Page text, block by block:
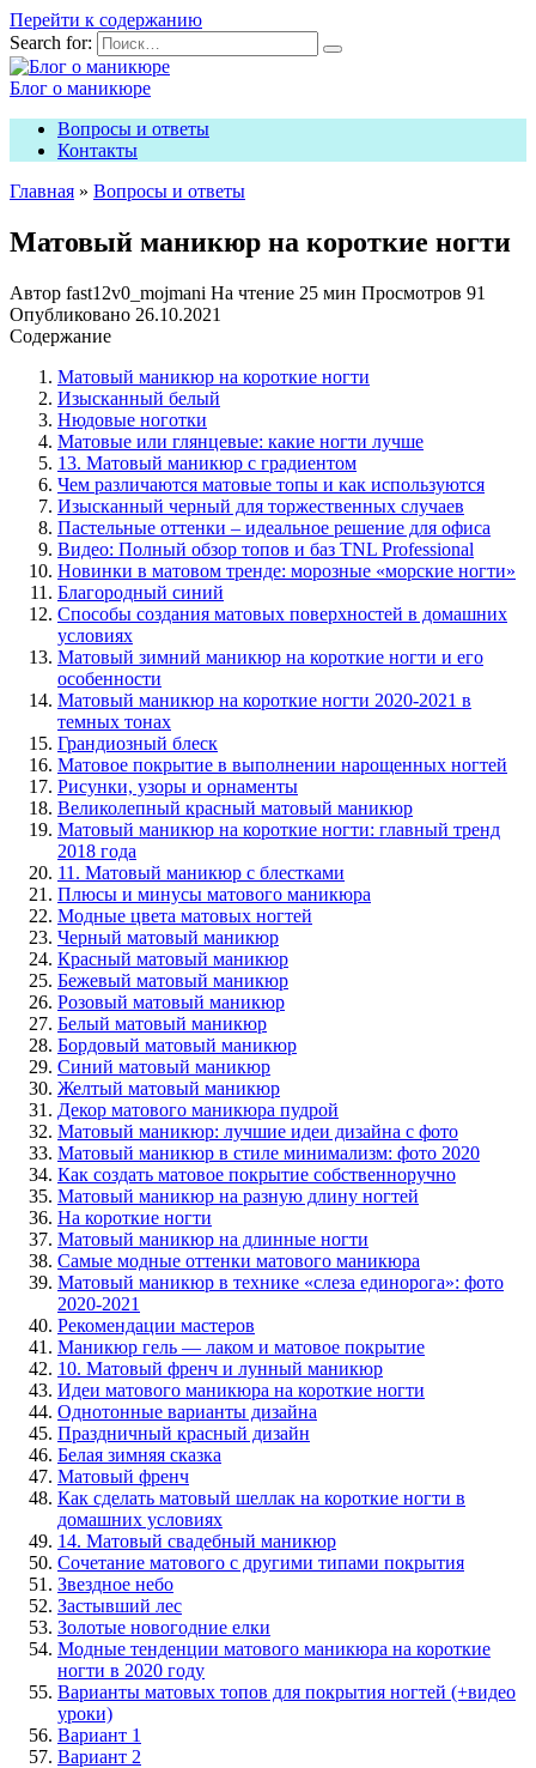
Перейти к содержанию
Search for:
Блог о маникюре
Вопросы и ответы
Контакты
Главная » Вопросы и ответы
Матовый маникюр на короткие ногти
Автор fast12v0_mojmani На чтение 25 мин Просмотров 91
Опубликовано 26.10.2021
Содержание
Матовый маникюр на короткие ногти
Изысканный белый
Нюдовые ноготки
Матовые или глянцевые: какие ногти лучше
13. Матовый маникюр с градиентом
Чем различаются матовые топы и как используются
Изысканный черный для торжественных случаев
Пастельные оттенки – идеальное решение для офиса
Видео: Полный обзор топов и баз TNL Professional
Новинки в матовом тренде: морозные «морские ногти»
Благородный синий
Способы создания матовых поверхностей в домашних
условиях
Матовый зимний маникюр на короткие ногти и его
особенности
Матовый маникюр на короткие ногти 2020-2021 в
темных тонах
Грандиозный блеск
Матовое покрытие в выполнении нарощенных ногтей
Рисунки, узоры и орнаменты
Великолепный красный матовый маникюр
Матовый маникюр на короткие ногти: главный тренд
2018 года
11. Матовый маникюр с блестками
Плюсы и минусы матового маникюра
Модные цвета матовых ногтей
Черный матовый маникюр
Красный матовый маникюр
Бежевый матовый маникюр
Розовый матовый маникюр
Белый матовый маникюр
Бордовый матовый маникюр
Синий матовый маникюр
Желтый матовый маникюр
Декор матового маникюра пудрой
Матовый маникюр: лучшие идеи дизайна с фото
Матовый маникюр в стиле минимализм: фото 2020
Как создать матовое покрытие собственноручно
Матовый маникюр на разную длину ногтей
На короткие ногти
Матовый маникюр на длинные ногти
Самые модные оттенки матового маникюра
Матовый маникюр в технике «слеза единорога»: фото
2020-2021
Рекомендации мастеров
Маникюр гель — лаком и матовое покрытие
10. Матовый френч и лунный маникюр
Идеи матового маникюра на короткие ногти
Однотонные варианты дизайна
Праздничный красный дизайн
Белая зимняя сказка
Матовый френч
Как сделать матовый шеллак на короткие ногти в
домашних условиях
14. Матовый свадебный маникюр
Сочетание матового с другими типами покрытия
Звездное небо
Застывший лес
Золотые новогодние елки
Модные тенденции матового маникюра на короткие
ногти в 2020 году
Варианты матовых топов для покрытия ногтей (+видео
уроки)
Вариант 1
Вариант 2